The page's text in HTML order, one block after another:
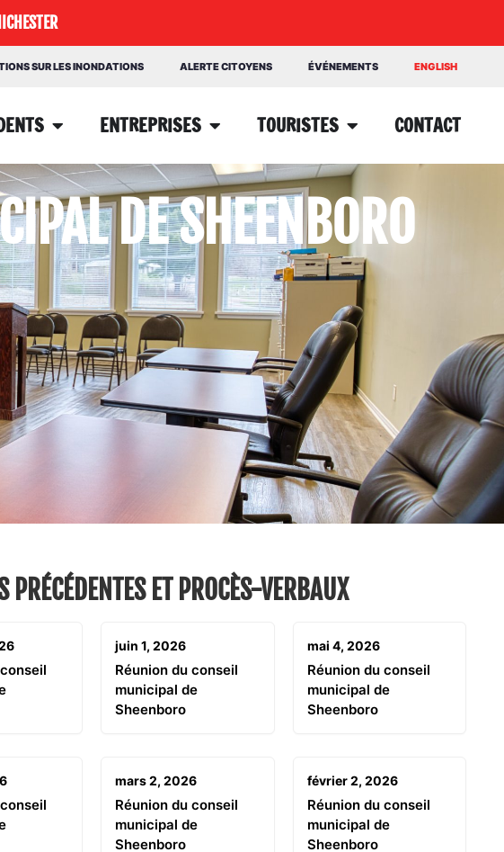
SUR LES INONDATIONS ALERTE CITOYENS ÉVÉNEMENTS ENGLISH
ENTREPRISES TOURISTES CONTACT
DE SHEENBORO
PRÉCÉDENTES ET PROCÈS-VERBAUX
juin 1, 2026
Réunion du conseil
municipal de
Sheenboro
mai 4, 2026
Réunion du conseil
municipal de
Sheenboro
mars 2, 2026
Réunion du conseil
municipal de
Sheenboro
février 2, 2026
Réunion du conseil
municipal de
Sheenboro